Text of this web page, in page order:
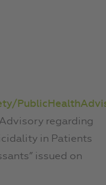
regarding
in Patients
issued on